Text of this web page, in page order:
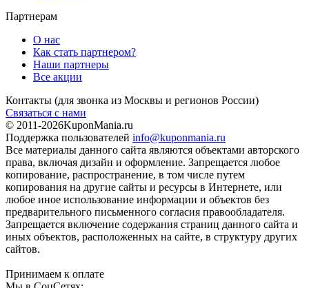
Партнерам
О нас
Как стать партнером?
Наши партнеры
Все акции
Контакты (для звонка из Москвы и регионов России)
Связаться с нами
© 2011-2026KuponMania.ru
Поддержка пользователей info@kuponmania.ru
Все материалы данного сайта являются объектами авторского
права, включая дизайн и оформление. Запрещается любое
копирование, распространение, в том числе путем
копирования на другие сайты и ресурсы в Интернете, или
любое иное использование информации и объектов без
предварительного письменного согласия правообладателя.
Запрещается включение содержания страниц данного сайта и
иных объектов, расположенных на сайте, в структуру других
сайтов.
Принимаем к оплате